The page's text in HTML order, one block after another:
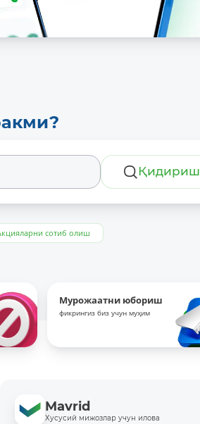
Қидириш
сотиб олиш
Мурожаатни юбориш
фикрингиз биз учун муҳим
Mavrid
Хусусий мижозлар учун илова